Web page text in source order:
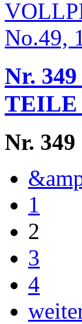
Nr.
TEILE
Nr.
1
2
3
4